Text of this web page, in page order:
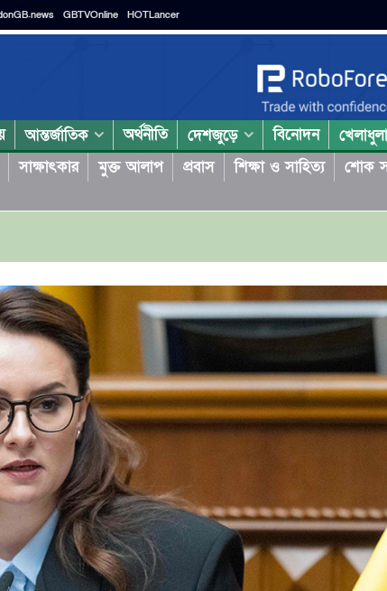
GBTVOnline HOTLancer
আন্তর্জাতিক অর্থনীতি দেশজুড়ে বিনোদন
সাক্ষাৎকার মুক্ত আলাপ প্রবাস শিক্ষা ও সাহিত্য শোক